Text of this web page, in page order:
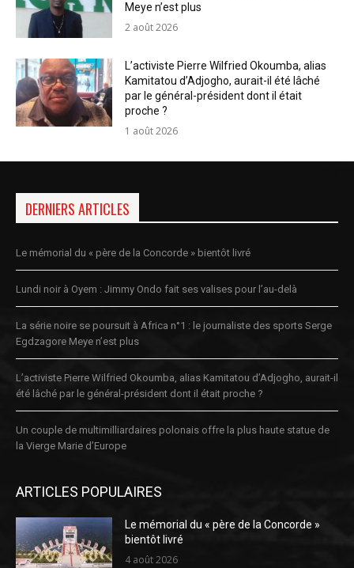
Meye n’est plus
2 août 2026
L’activiste Pierre Wilfried Okoumba, alias
Kamitatou d’Adjogho, aurait-il été lâché
par le général-président dont il était
proche ?
1 août 2026
DERNIERS ARTICLES
Le mémorial du « père de la Concorde » bientôt livré
Lundi noir à Oyem : Jimmy Ondo fait ses valises pour l’au-delà
La série noire se poursuit à Africa n°1 : le journaliste des sports Serge
Egdzagore Meye n’est plus
L’activiste Pierre Wilfried Okoumba, alias Kamitatou d’Adjogho, aurait-il
été lâché par le général-président dont il était proche ?
Un couple de multimilliardaires polonais offre la plus haute statue de
la Vierge Marie d’Europe
ARTICLES POPULAIRES
Le mémorial du « père de la Concorde »
bientôt livré
4 août 2026